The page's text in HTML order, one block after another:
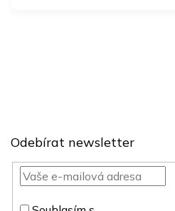
Odebírat newsletter